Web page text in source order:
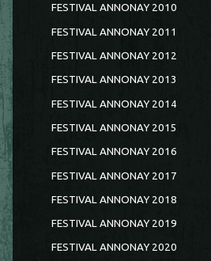
FESTIVAL ANNONAY 2010
FESTIVAL ANNONAY 2011
FESTIVAL ANNONAY 2012
FESTIVAL ANNONAY 2013
FESTIVAL ANNONAY 2014
FESTIVAL ANNONAY 2015
FESTIVAL ANNONAY 2016
FESTIVAL ANNONAY 2017
FESTIVAL ANNONAY 2018
FESTIVAL ANNONAY 2019
FESTIVAL ANNONAY 2020